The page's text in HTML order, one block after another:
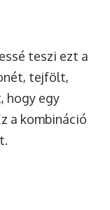
teszi ezt a
tejfölt,
hogy egy
a kombináció